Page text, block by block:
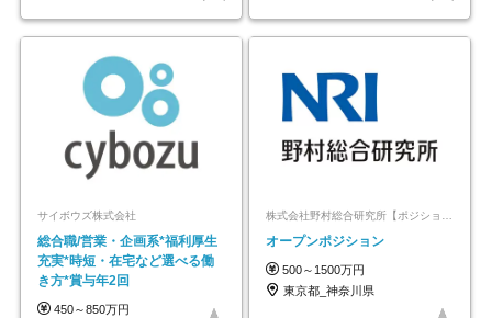
サイボウズ株式会社
総合職/営業・企画系*福利厚生
充実*時短・在宅など選べる働
き方*賞与年2回
450～850万円
オープンポジション
500～1500万円
東京都_神奈川県